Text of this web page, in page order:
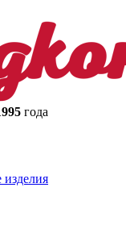
года
изделия